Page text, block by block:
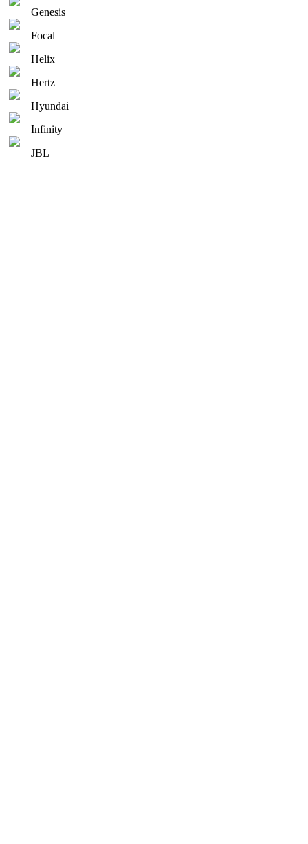
Genesis
Focal
Helix
Hertz
Hyundai
Infinity
JBL